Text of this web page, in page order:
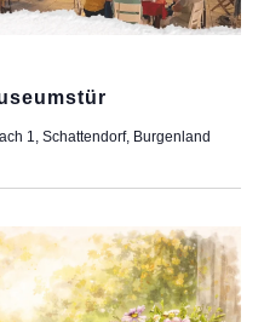
1, Schattendorf, Burgenland